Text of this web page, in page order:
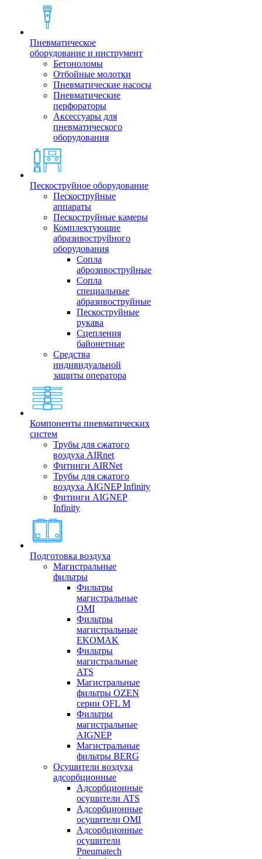
Пневматическое
оборудование и инструмент
Бетоноломы
Отбойные молотки
Пневматические насосы
Пневматические
перфораторы
Аксессуары для
пневматического
оборудования
Пескоструйное оборудование
Пескоструйные
аппараты
Пескоструйные камеры
Комплектующие
абразивоструйного
оборудования
Сопла
аброзивоструйные
Сопла
специальные
абразивоструйные
Пескоструйные
рукава
Сцепления
байонетные
Средства
индивидуальной
защиты оператора
Компоненты пневматических
систем
Трубы для сжатого
воздуха AIRnet
Фитинги AIRNet
Трубы для сжатого
воздуха AIGNEP Infinity
Фитинги AIGNEP
Infinity
Подготовка воздуха
Магистральные
фильтры
Фильтры
магистральные
OMI
Фильтры
магистральные
EKOMAK
Фильтры
магистральные
ATS
Магистральные
фильтры OZEN
серии OFL M
Фильтры
магистральные
AIGNEP
Магистральные
фильтры BERG
Осушители воздуха
адсорбционные
Адсорбционные
осушители ATS
Адсорбционные
осушители OMI
Адсорбционные
осушители
Pneumatech